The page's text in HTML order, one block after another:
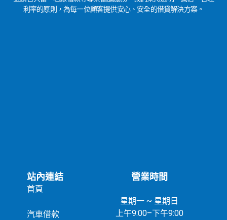
利率的原則，為每一位顧客提供安心、安全的借貸解決方案。
站內連結
首頁
汽車借款
營業時間
星期一 ~ 星期日
上午9:00–下午9:00